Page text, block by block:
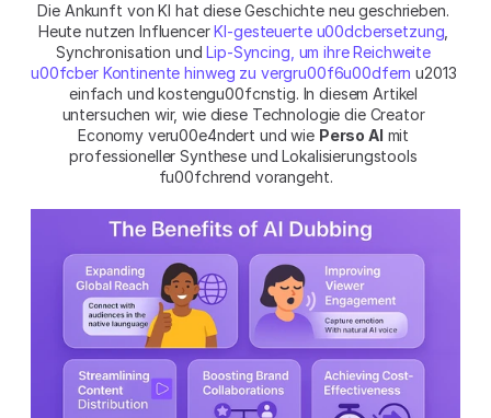
Die Ankunft von KI hat diese Geschichte neu geschrieben.
Heute nutzen Influencer KI-gesteuerte u00dcbersetzung
Synchronisation und Lip-Syncing, um ihre Reichweite
u00fcber Kontinente hinweg zu vergru00f6u00dfern u2013
einfach und kostengu00fcnstig. In diesem Artikel
untersuchen wir, wie diese Technologie die Creator
Economy veru00e4ndert und wie Perso AI mit
professioneller Synthese und Lokalisierungstools
fu00fchrend vorangeht.